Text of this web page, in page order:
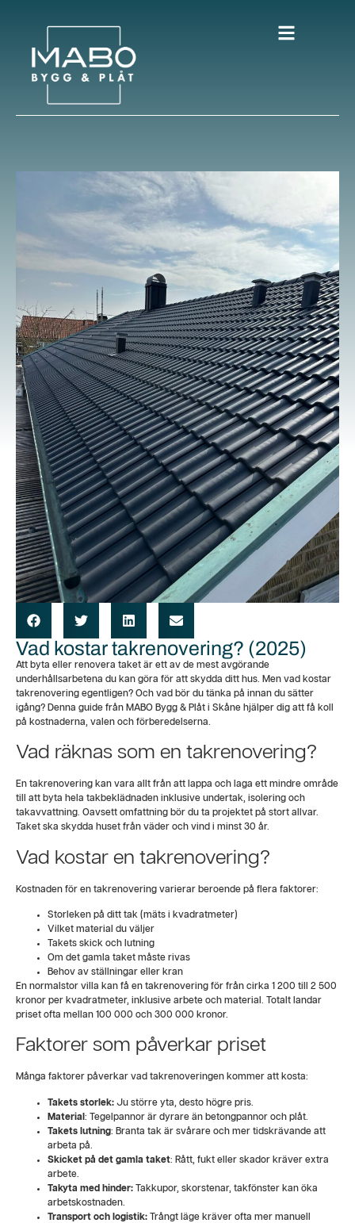
Vad kostar takrenovering? (2025)
Att byta eller renovera taket är ett av de mest avgörande
underhållsarbetena du kan göra för att skydda ditt hus. Men vad kostar
takrenovering egentligen? Och vad bör du tänka på innan du sätter
igång? Denna guide från MABO Bygg & Plåt i Skåne hjälper dig att få koll
på kostnaderna, valen och förberedelserna.
Vad räknas som en takrenovering?
En takrenovering kan vara allt från att lappa och laga ett mindre område
till att byta hela takbeklädnaden inklusive undertak, isolering och
takavvattning. Oavsett omfattning bör du ta projektet på stort allvar.
Taket ska skydda huset från väder och vind i minst 30 år.
Vad kostar en takrenovering?
Kostnaden för en takrenovering varierar beroende på flera faktorer:
Storleken på ditt tak (mäts i kvadratmeter)
Vilket material du väljer
Takets skick och lutning
Om det gamla taket måste rivas
Behov av ställningar eller kran
En normalstor villa kan få en takrenovering för från cirka 1 200 till 2 500
kronor per kvadratmeter, inklusive arbete och material. Totalt landar
priset ofta mellan 100 000 och 300 000 kronor.
Faktorer som påverkar priset
Många faktorer påverkar vad takrenoveringen kommer att kosta:
Takets storlek: Ju större yta, desto högre pris.
Material : Tegelpannor är dyrare än betongpannor och plåt.
Takets lutning: Branta tak är svårare och mer tidskrävande att
arbeta på.
Skicket på det gamla taket: Rått, fukt eller skador kräver extra
arbete.
Takyta med hinder: Takkupor, skorstenar, takfönster kan öka
arbetskostnaden.
Transport och logistik: Trångt läge kräver ofta mer manuell